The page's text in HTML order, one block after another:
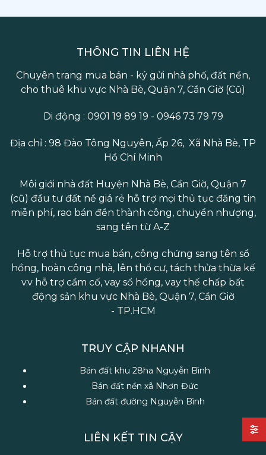
THÔNG TIN LIÊN HỆ
Chuyên trang mua bán - ký gửi nhà phố, đất nền,
cho thuê khu vực Nhà Bè, Quận 7, Cần Giờ (Cũ)
Di động : 0901 19 89 19 - 0946 73 79 79
Địa chỉ : 98 Đào Tông Nguyên, Ấp 26, Xã Nhà Bè, TP
Hồ Chí Minh
Môi giới nhà đất Huyện Nhà Bè, Cần Giờ, Quận 7
(cũ) đầu tư đất nề giá rẻ hỗ trợ mọi thủ tục đăng tin
miễn phí, rao bán đền thành công, chuyển nhượng,
sang tên từ A-Z
Hỗ trợ thủ tục mua bán, công chứng sang tên sổ
hồng, hoàn công nhà, lên thổ cư, tách thửa thừa kế
v.v hỗ trợ cầm cố, vay sổ hồng, vay thế chấp bất
động sản khu vực Nhà Bè, Quận 7, Cần Giờ
- TP.HCM
TRUY CẬP NHANH
Bán đất khu 28ha Nguyễn Bình
Bán đất nền xã Nhơn Đức
Bán đất đường Nguyễn Bình
LIÊN KẾT TIN CẬY